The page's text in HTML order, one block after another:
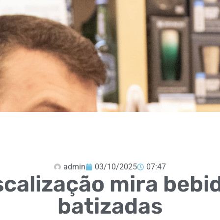
admin 03/10/2025 07:47
mira
batizadas